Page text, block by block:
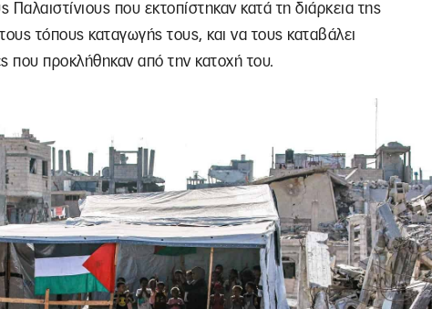
Παλαιστίνιους που εκτοπίστηκαν κατά τη διάρκεια της
τόπους καταγωγής τους, και να τους καταβάλει
που προκλήθηκαν από την κατοχή του.